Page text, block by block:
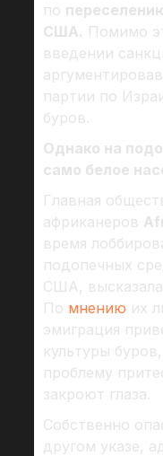
по
США. Помимо
введении
партии по
буров.
Однако на
само белое
Главная
африканеров
время
подопечных
США,
По мнению их
эмиграция
культуры
проблему
закроют глаза.
Собственно
другом указе,